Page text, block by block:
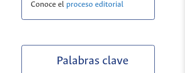
Conoce el proceso editorial
Palabras clave